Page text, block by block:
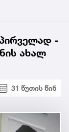
-
ახალ
31 წუთის წინ